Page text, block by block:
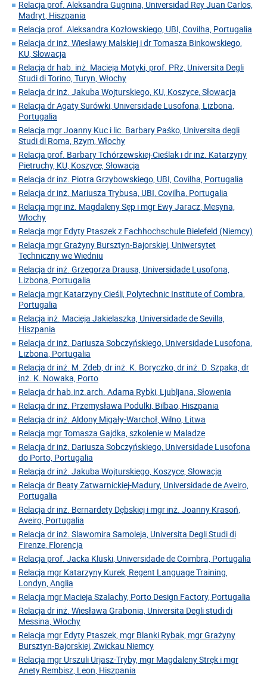
Relacja prof. Aleksandra Gugnina, Universidad Rey Juan Carlos,
Madryt, Hiszpania
Relacja prof. Aleksandra Kozłowskiego, UBI, Covilha, Portugalia
Relacja dr inż. Wiesławy Malskiej i dr Tomasza Binkowskiego,
KU, Slowacja
Relacja dr hab. inż. Macieja Motyki, prof. PRz, Universita Degli
Studi di Torino, Turyn, Włochy
Relacja dr inż. Jakuba Wojturskiego, KU, Koszyce, Słowacja
Relacja dr Agaty Surówki, Universidade Lusofona, Lizbona,
Portugalia
Relacja mgr Joanny Kuc i lic. Barbary Paśko, Universita degli
Studi di Roma, Rzym, Włochy
Relacja prof. Barbary Tchórzewskiej-Cieślak i dr inż. Katarzyny
Pietruchy, KU, Koszyce, Słowacja
Relacja dr inz. Piotra Grzybowskiego, UBI, Covilha, Portugalia
Relacja dr inż. Mariusza Trybusa, UBI, Covilha, Portugalia
Relacja mgr inż. Magdaleny Sęp i mgr Ewy Jaracz, Mesyna,
Włochy
Relacja mgr Edyty Ptaszek z Fachhochschule Bielefeld (Niemcy)
Relacja mgr Grażyny Bursztyn-Bajorskiej, Uniwersytet
Techniczny we Wiedniu
Relacja dr inż. Grzegorza Drausa, Universidade Lusofona,
Lizbona, Portugalia
Relacja mgr Katarzyny Cieśli, Polytechnic Institute of Combra,
Portugalia
Relacja inż. Macieja Jakielaszka, Universidade de Sevilla,
Hiszpania
Relacja dr inż. Dariusza Sobczyńskiego, Universidade Lusofona,
Lizbona, Portugalia
Relacja dr inż. M. Zdeb, dr inż. K. Boryczko, dr inż. D. Szpaka, dr
inż. K. Nowaka, Porto
Relacja dr hab.inż.arch. Adama Rybki, Ljubljana, Słowenia
Relacja dr inż. Przemysława Podulki, Bilbao, Hiszpania
Relacja dr inż. Aldony Migały-Warchoł, Wilno, Litwa
Relacja mgr Tomasza Gajdka, szkolenie w Maladze
Relacja dr inż. Dariusza Sobczyńskiego, Universidade Lusofona
do Porto, Portugalia
Relacja dr inż. Jakuba Wojturskiego, Koszyce, Słowacja
Relacja dr Beaty Zatwarnickiej-Madury, Universidade de Aveiro,
Portugalia
Relacja dr inż. Bernardety Dębskiej i mgr inż. Joanny Krasoń,
Aveiro, Portugalia
Relacja dr inż. Slawomira Samoleja, Universita Degli Studi di
Firenze, Florencja
Relacja prof. Jacka Kluski, Universidade de Coimbra, Portugalia
Relacja mgr Katarzyny Kurek, Regent Language Training,
Londyn, Anglia
Relacja mgr Macieja Szalachy, Porto Design Factory, Portugalia
Relacja dr inż. Wiesława Grabonia, Universita Degli studi di
Messina, Włochy
Relacja mgr Edyty Ptaszek, mgr Blanki Rybak, mgr Grażyny
Bursztyn-Bajorskiej, Zwickau Niemcy
Relacja mgr Urszuli Urjasz-Tryby, mgr Magdaleny Stręk i mgr
Anety Rembisz, Leon, Hiszpania